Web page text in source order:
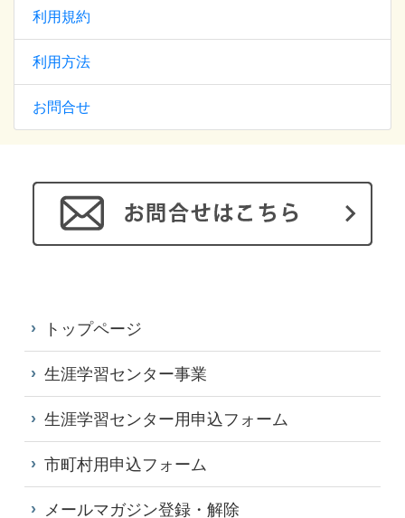
利用規約
利用方法
お問合せ
トップページ
生涯学習センター事業
生涯学習センター用申込フォーム
市町村用申込フォーム
メールマガジン登録・解除